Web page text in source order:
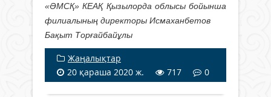
«ӘМСҚ» КЕАҚ Қызылорда облысы бойынша
филиалының директоры Исмаханбетов
Бақыт Торғайбайұлы
Жаңалықтар
20 қараша 2020 ж.
717 0